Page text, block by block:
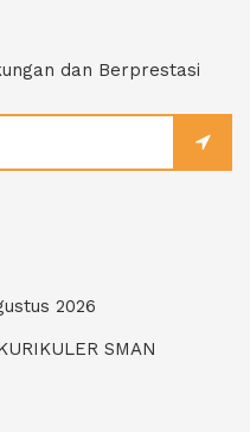
dan Berprestasi
2026
SMAN